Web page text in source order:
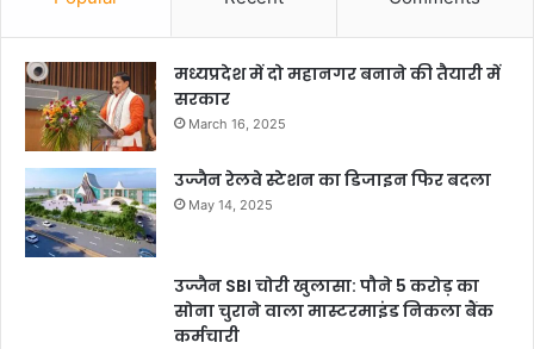
मध्यप्रदेश में दो महानगर बनाने की तैयारी में
सरकार
March 16, 2025
उज्जैन रेलवे स्टेशन का डिजाइन फिर बदला
May 14, 2025
उज्जैन SBI चोरी खुलासा: पौने 5 करोड़ का
सोना चुराने वाला मास्टरमाइंड निकला बैंक
कर्मचारी